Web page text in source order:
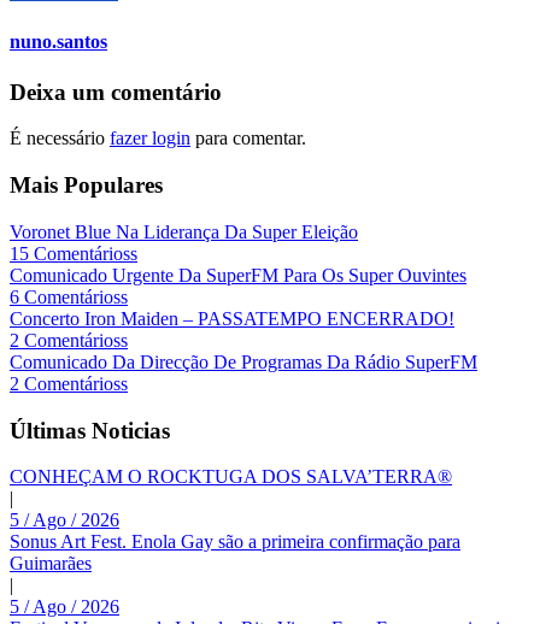
nuno.santos
Deixa um comentário
É necessário fazer login para comentar.
Mais Populares
Voronet Blue Na Liderança Da Super Eleição
15 Comentárioss
Comunicado Urgente Da SuperFM Para Os Super Ouvintes
6 Comentárioss
Concerto Iron Maiden – PASSATEMPO ENCERRADO!
2 Comentárioss
Comunicado Da Direcção De Programas Da Rádio SuperFM
2 Comentárioss
Últimas Noticias
CONHEÇAM O ROCKTUGA DOS SALVA’TERRA®
|
5 / Ago / 2026
Sonus Art Fest. Enola Gay são a primeira confirmação para
Guimarães
|
5 / Ago / 2026